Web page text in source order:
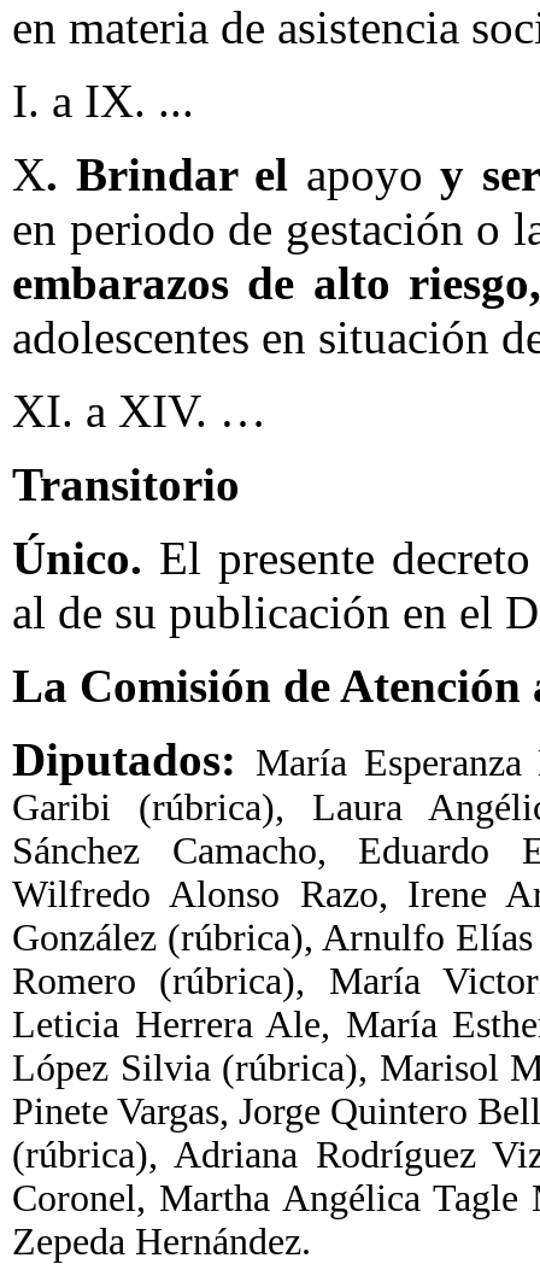
en materia de asistencia
I. a IX. ...
X. Brindar el apoyoy
en periodo de gestación o
embarazos de alto
adolescentes en situación
XI. a XIV. …
Transitorio
Único. El presente
al de su publicación en el
La Comisión de Atención
Diputados: María
Garibi (rúbrica), Laura
Sánchez Camacho, Eduardo
Wilfredo Alonso Razo, Irene
González (rúbrica), Arnulfo
Romero (rúbrica), María
Leticia Herrera Ale, María
López Silvia (rúbrica), Marisol
Pinete Vargas, Jorge Quintero
(rúbrica), Adriana Rodríguez
Coronel, Martha Angélica
Zepeda Hernández.